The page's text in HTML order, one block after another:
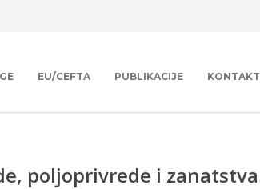
EU/CEFTA PUBLIKACIJE KONTAKT
poljoprivrede i zanatstva